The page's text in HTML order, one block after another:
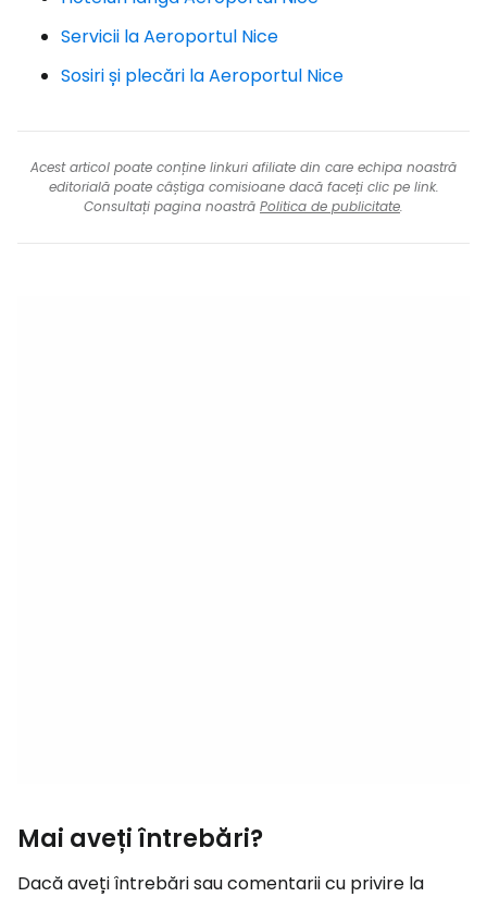
Servicii la Aeroportul Nice
Sosiri și plecări la Aeroportul Nice
Acest articol poate conține linkuri afiliate din care echipa noastră
editorială poate câștiga comisioane dacă faceți clic pe link.
Consultați pagina noastră Politica de publicitate.
Mai aveți întrebări?
Dacă aveți întrebări sau comentarii cu privire la